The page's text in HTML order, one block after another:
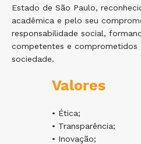
Estado de São Paulo,
acadêmica e pelo seu
responsabilidade social,
competentes e comprometidos
sociedade.
Valores
• Ética;
• Transparência;
• Inovação;